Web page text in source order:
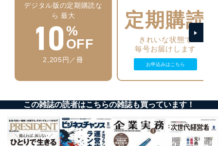
機器に標準装備されているユーザー制御機能（ユ
ーザーアカウント制御）により、個人情報データ
ベース等を取り扱う情報システムを使用する従業
者を識別・認証しています。
外部からの不正アクセス等の防止
個人データを取り扱う機器等のオペレーティング
システムを最新の状態に保持しています。
個人データを取り扱う機器等にセキュリティ対策
メール等により個人データの含まれるファイルを
送信する場合に、当該ファイルへのパスワードを
設定しています。
デジタル版の定期購読な
ら 最大
10%
OFF
2,205円／冊
定期購読
きれいな状態で
毎号お届けします
お申込みはこちら
この雑誌の読者はこちらの雑誌も買っています！